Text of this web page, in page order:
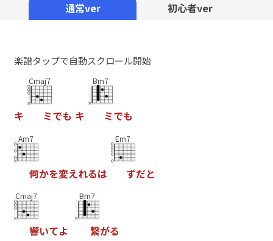
通常ver 初心者ver
楽譜タップで自動スクロール開始
キ
Cmaj7
ミでも キ
Bm7
ミでも
Am7
何かを変えれるは
Em7
ずだと
Cmaj7
響いてよ
Bm7
繋がる